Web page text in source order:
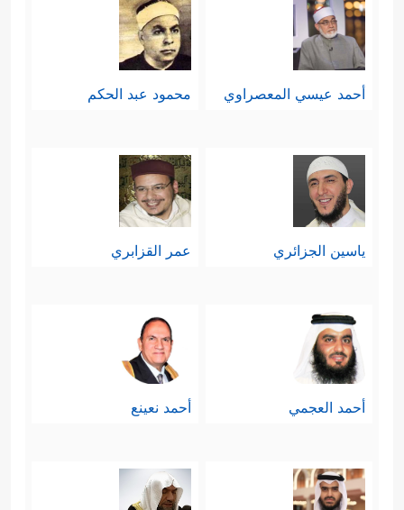
أحمد عيسي المعصراوي محمود عبد الحكم
ياسين الجزائري عمر القزابري
أحمد العجمي أحمد نعينع